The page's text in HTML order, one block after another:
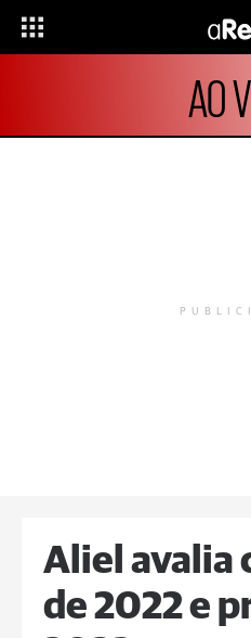
AO
Aliel avalia
de 2022 e